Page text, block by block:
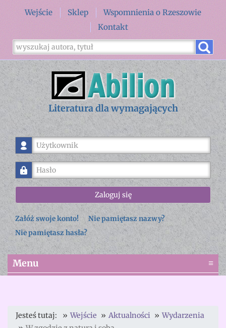
Wejście Sklep
Wspomnienia o Rzeszowie
Kontakt
Literatura dla wymagających
Użytkownik
Hasło
Zaloguj się
Załóż swoje konto!
Nie pamiętasz nazwy?
Nie pamiętasz hasła?
Menu ≡
Jesteś tutaj: Wejście Aktualności
Wydarzenia